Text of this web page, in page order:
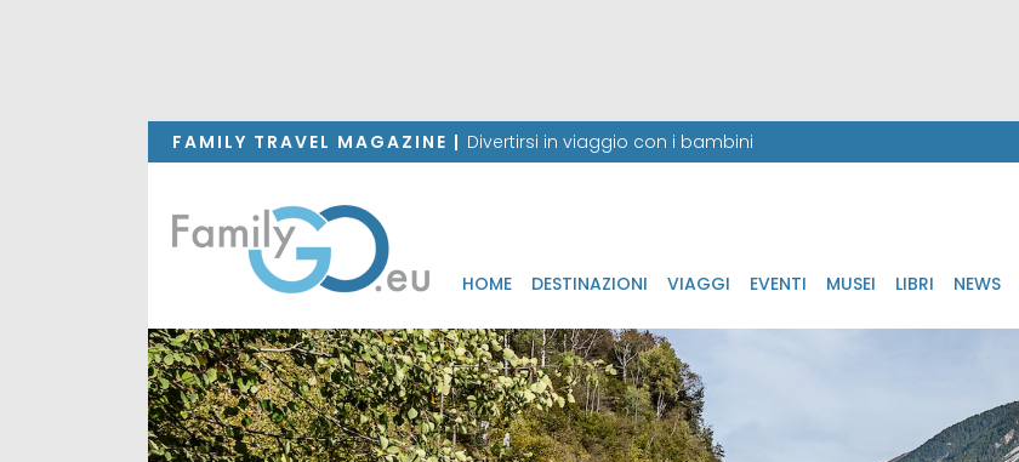
FAMILY TRAVEL MAGAZINE | Divertirsi in viaggio con i bambini
HOME DESTINAZIONI VIAGGI EVENTI MUSEI LIBRI NEWS